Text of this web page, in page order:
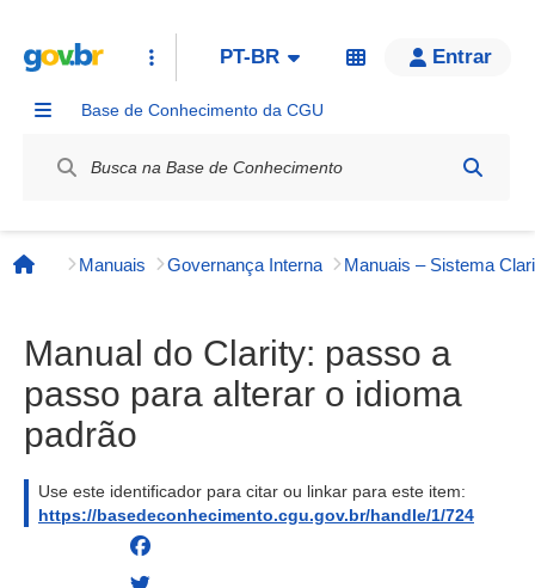
PT-BR Entrar
Base de Conhecimento da CGU
Página inicial
Manuais Governança Interna Manuais – Sistema
Manual do Clarity: passo a
passo para alterar o idioma
padrão
Use este identificador para citar ou linkar para este item:
https://basedeconhecimento.cgu.gov.br/handle/1/724